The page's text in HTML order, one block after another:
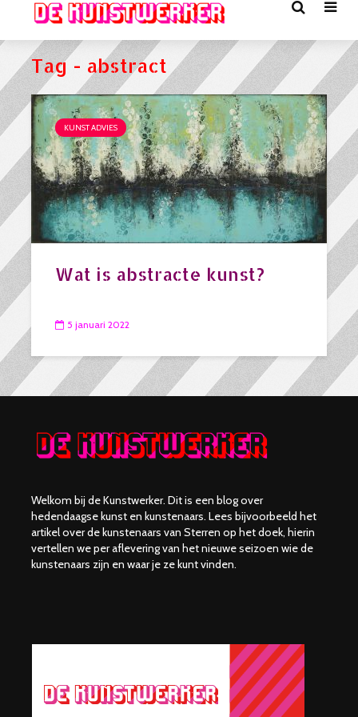
Tag - abstract
KUNST ADVIES
Wat is abstracte kunst?
5 januari 2022
Welkom bij de Kunstwerker. Dit is een blog over
hedendaagse kunst en kunstenaars. Lees bijvoorbeeld het
artikel over de kunstenaars van Sterren op het doek, hierin
vertellen we per aflevering van het nieuwe seizoen wie de
kunstenaars zijn en waar je ze kunt vinden.